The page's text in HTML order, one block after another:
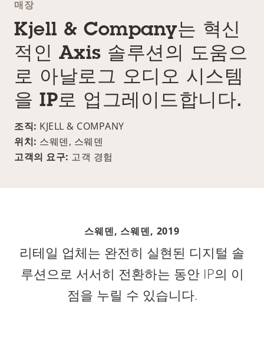
매장
Kjell & Company는 혁신
적인 Axis 솔루션의 도움으
로 아날로그 오디오 시스템
을 IP로 업그레이드합니다.
조직: KJELL & COMPANY
위치: 스웨덴, 스웨덴
고객의 요구: 고객 경험
스웨덴, 스웨덴, 2019
리테일 업체는 완전히 실현된 디지털 솔
루션으로 서서히 전환하는 동안 IP의 이
점을 누릴 수 있습니다.